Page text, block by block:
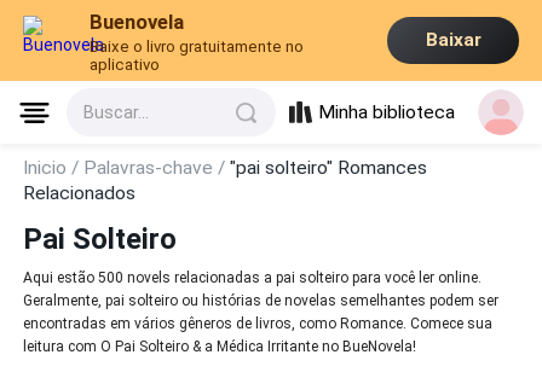
Buenovela
Baixe o livro gratuitamente no
aplicativo
Baixar
Buscar... Minha biblioteca
Inicio / Palavras-chave /"pai solteiro" Romances
Relacionados
Pai Solteiro
Aqui estão 500 novels relacionadas a pai solteiro para você ler online.
Geralmente, pai solteiro ou histórias de novelas semelhantes podem ser
encontradas em vários gêneros de livros, como Romance. Comece sua
leitura com O Pai Solteiro & a Médica Irritante no BueNovela!